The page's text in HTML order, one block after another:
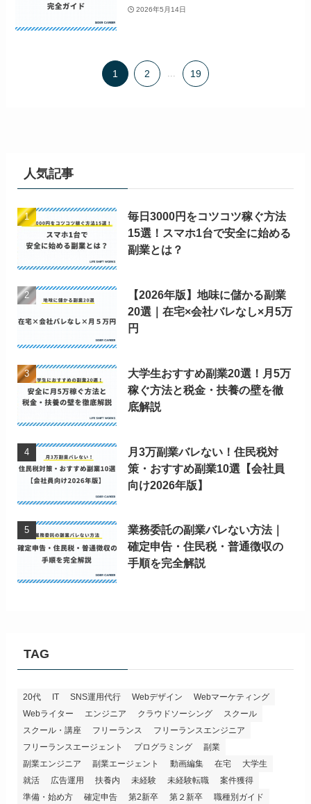
2026年5月14日
1 2 19
人気記事
毎日3000円をコツコツ稼ぐ方法
15選！スマホ1台で安全に始める
副業とは？
【2026年版】地味に儲かる副業
20選｜在宅×会社バレなし×月5万
円
大学生おすすめ副業20選！月5万
稼ぐ方法と税金・扶養の壁を徹
底解説
月3万副業バレない！住民税対
策・おすすめ副業10選【会社員
向け2026年版】
業務委託の副業バレない方法｜
確定申告・住民税・普通徴収の
手順を完全解説
TAG
20代 IT SNS運用代行 Webデザイン
Webマーケティング
Webライター
エンジニア クラウドソーシング
スクール
スクール・講座
フリーランス
フリーランスエンジニア
フリーランスエージェント
プログラミング
副業
副業エンジニア
副業エージェント 動画編集 在宅
大学生
就活
広告運用 扶養内 未経験 未経験転職
案件獲得
準備・始め方
確定申告 第2新卒 第２新卒 職種別ガイド